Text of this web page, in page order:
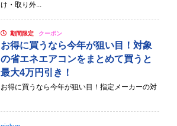
け・取り外...
期間限定 クーポン
お得に買うなら今年が狙い目！対象
の省エネエアコンをまとめて買うと
最大4万円引き！
お得に買うなら今年が狙い目！指定メーカーの対